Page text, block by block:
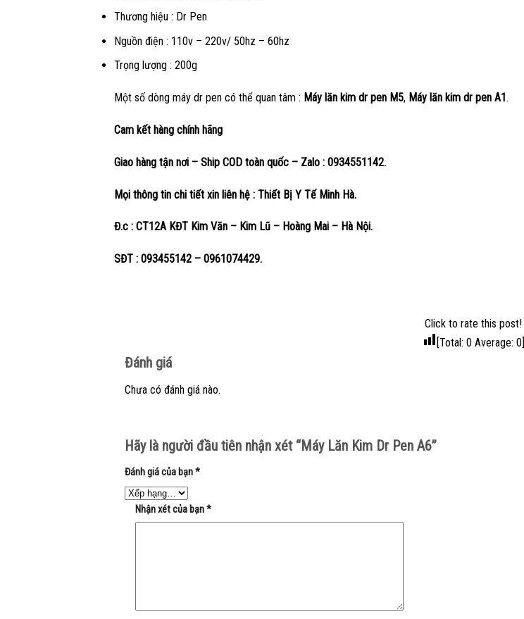
Thương hiệu : Dr Pen
Nguồn điện : 110v – 220v/ 50hz – 60hz
Trọng lượng : 200g
Một số dòng máy dr pen có thể quan tâm : Máy lăn kim dr pen M5, Máy lăn kim dr pen A1 .
Cam kết hàng chính hãng
Giao hàng tận nơi – Ship COD toàn quốc – Zalo : 0934551142.
Mọi thông tin chi tiết xin liên hệ : Thiết Bị Y Tế Minh Hà.
Đ.c : CT12A KĐT Kim Văn – Kim Lũ – Hoàng Mai – Hà Nội.
SĐT : 093455142 – 0961074429.
Click to rate this post!
[Total: 0 Average: 0]
Đánh giá
Chưa có đánh giá nào.
Hãy là người đầu tiên nhận xét “Máy Lăn Kim Dr Pen A6”
Đánh giá của bạn*
Nhận xét của bạn*